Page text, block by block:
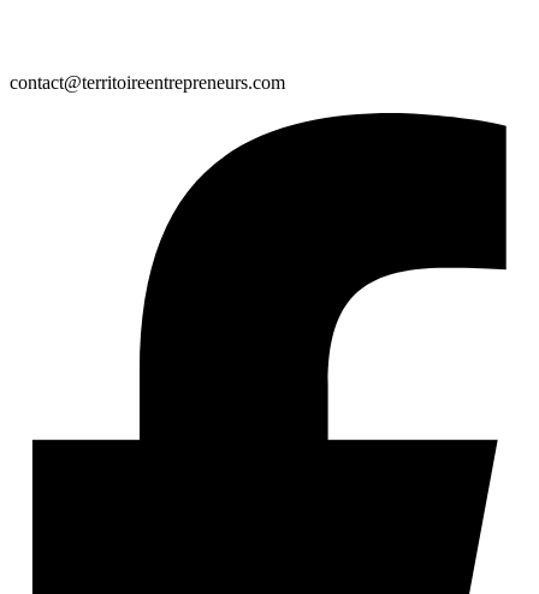
contact@territoireentrepreneurs.com